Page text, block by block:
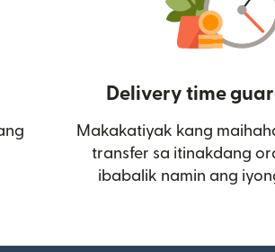
sa bagong window)
Delivery time
Makakatiyak kang
transfer sa itinakdang
ibabalik namin ang